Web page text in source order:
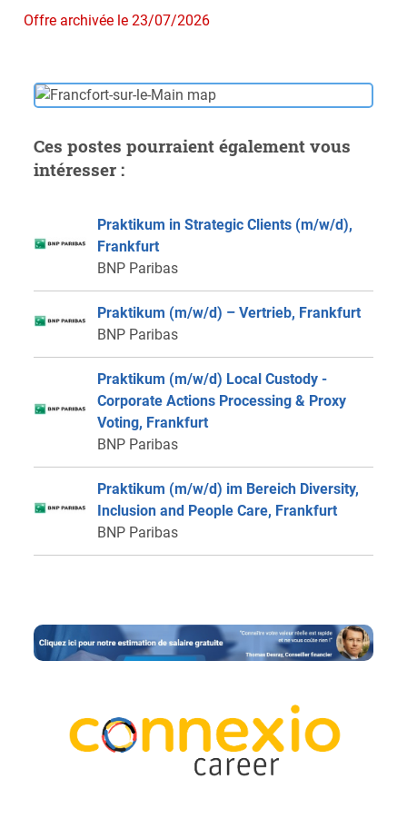
Offre archivée le 23/07/2026
Ces postes pourraient également vous
intéresser :
Praktikum in Strategic Clients (m/w/d),
Frankfurt
BNP Paribas
Praktikum (m/w/d) – Vertrieb, Frankfurt
BNP Paribas
Praktikum (m/w/d) Local Custody -
Corporate Actions Processing & Proxy
Voting, Frankfurt
BNP Paribas
Praktikum (m/w/d) im Bereich Diversity,
Inclusion and People Care, Frankfurt
BNP Paribas